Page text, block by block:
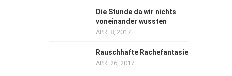
Die Stunde da wir nichts
voneinander wussten
APR. 8, 2017
Rauschhafte Rachefantasie
APR. 26, 2017